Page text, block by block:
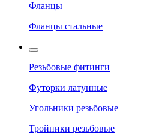
Фланцы
Фланцы стальные
Резьбовые фитинги
Футорки латунные
Угольники резьбовые
Тройники резьбовые